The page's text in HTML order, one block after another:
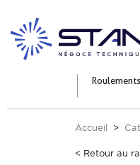
Roulements
Accueil
< Retour au